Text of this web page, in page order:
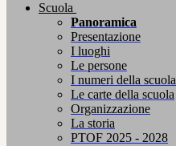
Scuola
Panoramica
Presentazione
I luoghi
Le persone
I numeri della scuola
Le carte della scuola
Organizzazione
La storia
PTOF 2025 - 2028